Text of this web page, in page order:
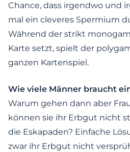
Chance, dass irgendwo und
mal ein cleveres Spermium
Während der strikt
Karte setzt, spielt der
ganzen Kartenspiel.
Wie viele Männer braucht
Warum gehen dann aber
können sie ihr Erbgut nicht
die Eskapaden? Einfache
zwar ihr Erbgut nicht